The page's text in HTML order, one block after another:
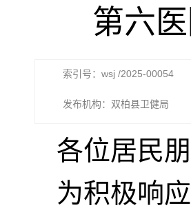
第六
索引号：wsj /2025-00054
发布机构：双柏县卫健局
各位居民朋
为积极响